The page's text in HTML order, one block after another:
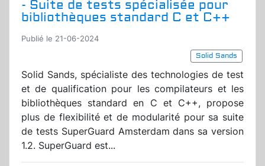
- Suite de tests spécialisée pour
bibliothèques standard C et C++
Publié le 21-06-2024
Solid Sands
Solid Sands, spécialiste des technologies de test
et de qualification pour les compilateurs et les
bibliothèques standard en C et C++, propose
plus de flexibilité et de modularité pour sa suite
de tests SuperGuard Amsterdam dans sa version
1.2. SuperGuard est...